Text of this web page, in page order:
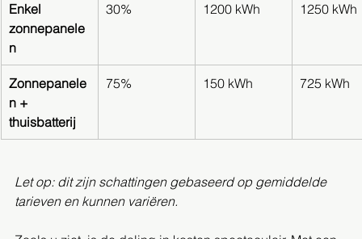
Enkel
zonnepanele
n
30% 1200 kWh 1250 kWh
Zonnepanele
n +
thuisbatterij
75% 150 kWh 725 kWh
Let op: dit zijn schattingen gebaseerd op gemiddelde
tarieven en kunnen variëren.